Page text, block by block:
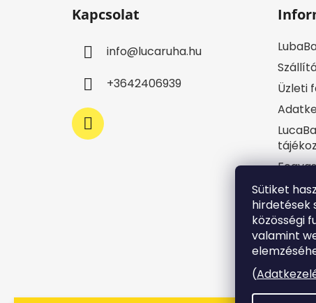
Sütiket
hirdetések
közösségi
valamint
(
Kapcsolat
info@lucaruha.hu
+3642406939
Üzleti
Jogi
Süti
Írj